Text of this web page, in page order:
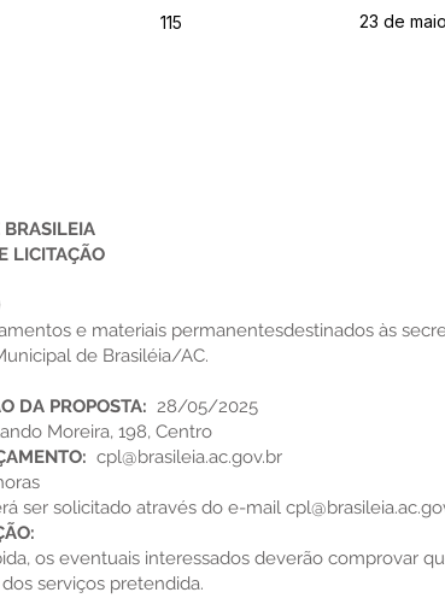
115 23 de
BRASILEIA
LICITAÇÃO
e materiais permanentesdestinados às
de Brasiléia/AC.
DA PROPOSTA: 28/05/2025
Moreira, 198, Centro
cpl@brasileia.ac.gov.br
ser solicitado através do e-mail
os eventuais interessados deverão comprovar
serviços pretendida.